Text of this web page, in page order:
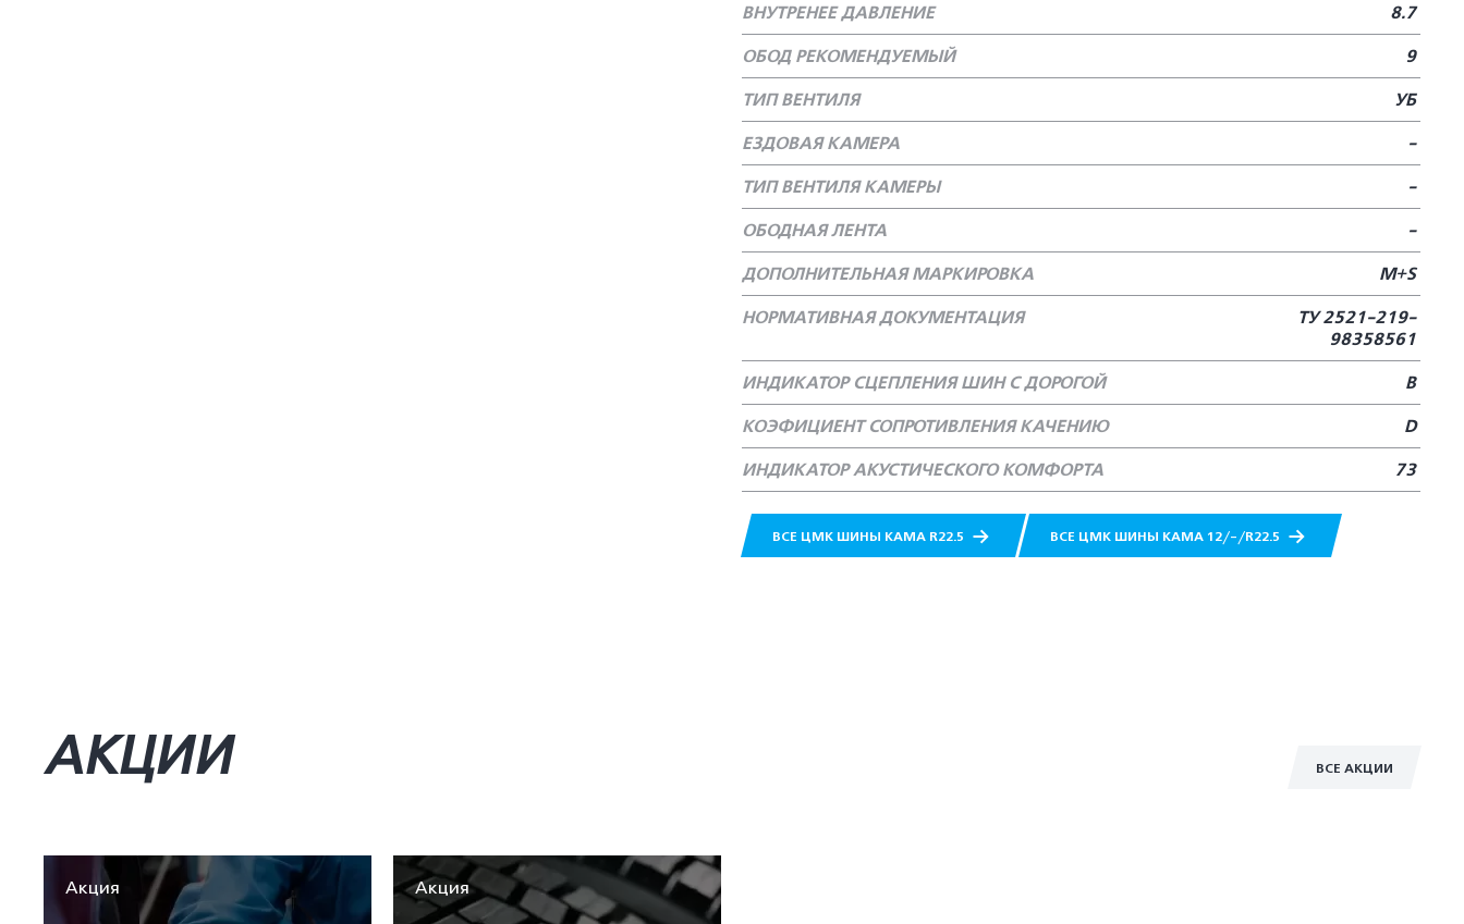
ВНУТРЕНЕЕ ДАВЛЕНИЕ
8.7
ОБОД РЕКОМЕНДУЕМЫЙ
9
ТИП ВЕНТИЛЯ
УБ
ЕЗДОВАЯ КАМЕРА
-
ТИП ВЕНТИЛЯ КАМЕРЫ
-
ОБОДНАЯ ЛЕНТА
-
ДОПОЛНИТЕЛЬНАЯ МАРКИРОВКА
M+S
НОРМАТИВНАЯ ДОКУМЕНТАЦИЯ
ТУ 2521-219-
98358561
ИНДИКАТОР СЦЕПЛЕНИЯ ШИН С ДОРОГОЙ
В
КОЭФИЦИЕНТ СОПРОТИВЛЕНИЯ КАЧЕНИЮ
D
ИНДИКАТОР АКУСТИЧЕСКОГО КОМФОРТА
73
ВСЕ ЦМК ШИНЫ КАМА R22.5 ВСЕ ЦМК ШИНЫ КАМА 12/-/R22.5
ВСЕ АКЦИИ
АКЦИИ
Акция Акция